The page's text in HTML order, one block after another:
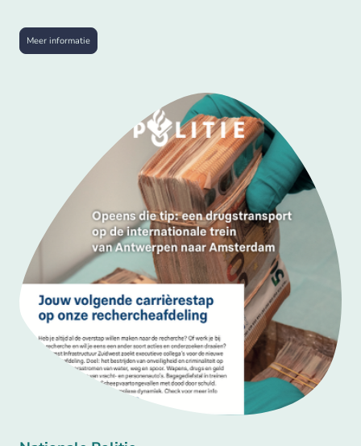
Meer informatie